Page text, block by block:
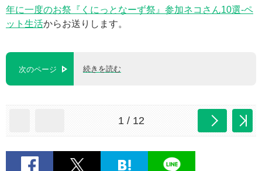
年に一度のお祭『くにっとなーず祭』参加ネコさん10選-ペ
ット生活からお送りします。
次のページ 続きを読む
1 / 12